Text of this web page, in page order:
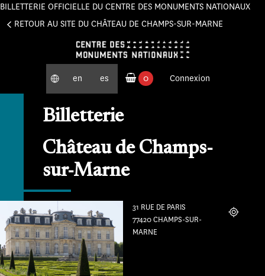
BILLETTERIE OFFICIELLE DU CENTRE DES MONUMENTS NATIONAUX
RETOUR AU SITE DU CHÂTEAU DE CHAMPS-SUR-MARNE
en es
0
Connexion
Billetterie
Château de Champs-
sur-Marne
31 RUE DE PARIS
77420 CHAMPS-SUR-
MARNE
Localiser
Panneau de gestion des cookies